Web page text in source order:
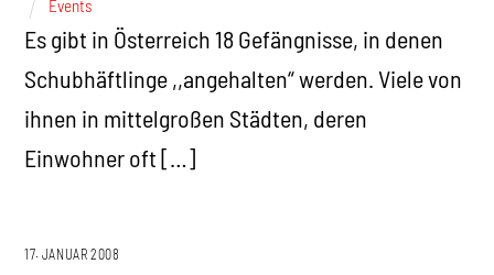
Events
Es gibt in Österreich 18 Gefängnisse, in denen
Schubhäftlinge ,,angehalten“ werden. Viele von
ihnen in mittelgroßen Städten, deren
Einwohner oft […]
17. JANUAR 2008